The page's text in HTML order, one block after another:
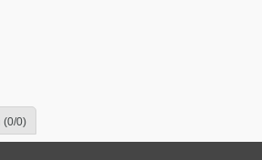
(0/0)